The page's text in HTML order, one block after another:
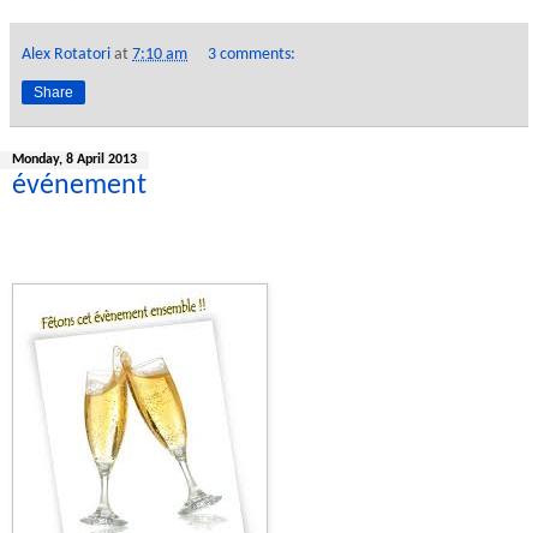
Alex Rotatori at 7:10 am 3 comments:
Share
Monday, 8 April 2013
événement